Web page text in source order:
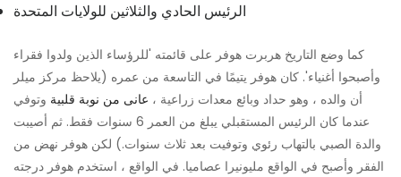
الرئيس الحادي والثلاثين للولايات المتحدة
كما وضع التاريخ هربرت هوفر على قائمته 'للرؤساء الذين ولدوا فقراء
وأصبحوا أغنياء'. كان هوفر يتيمًا في التاسعة من عمره (يلاحظ مركز ميلر
أن والده ، وهو حداد وبائع معدات زراعية ، عانى من نوبة قلبية وتوفي
عندما كان الرئيس المستقبلي يبلغ من العمر 6 سنوات فقط. ثم أصيبت
والدة الصبي بالتهاب رئوي وتوفيت بعد ثلاث سنوات.) لكن هوفر نهض من
الفقر وأصبح في الواقع مليونيرا عصاميا. في الواقع ، استخدم هوفر درجته